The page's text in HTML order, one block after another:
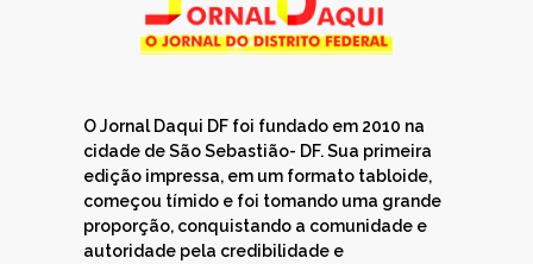
O Jornal Daqui DF foi fundado em 2010 na
cidade de São Sebastião- DF. Sua primeira
edição impressa, em um formato tabloide,
começou tímido e foi tomando uma grande
proporção, conquistando a comunidade e
autoridade pela credibilidade e